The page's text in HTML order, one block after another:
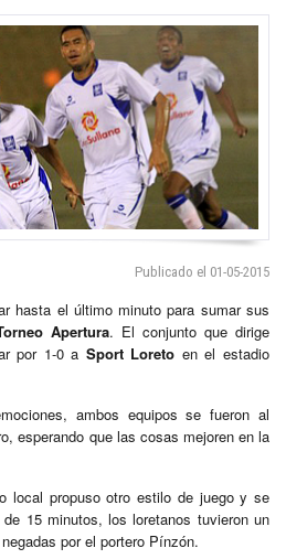
Publicado el 01-05-2015
hasta el último minuto para sumar sus
Apertura. El conjunto que dirige
por 1-0 a Sport Loreto en el estadio
ambos equipos se fueron al
esperando que las cosas mejoren en la
local propuso otro estilo de juego y se
15 minutos, los loretanos tuvieron un
por el portero Pínzón.